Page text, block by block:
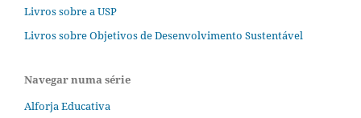
Livros sobre a USP
Livros sobre Objetivos de Desenvolvimento Sustentável
Navegar numa série
Alforja Educativa